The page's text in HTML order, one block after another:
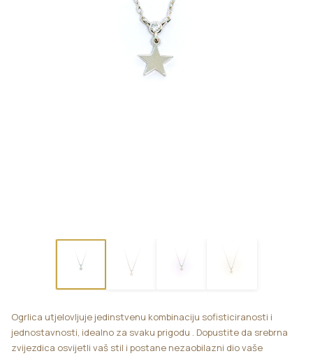
Ogrlica utjelovljuje jedinstvenu kombinaciju sofisticiranosti i
jednostavnosti, idealno za svaku prigodu . Dopustite da srebrna
zvijezdica osvijetli vaš stil i postane nezaobilazni dio vaše